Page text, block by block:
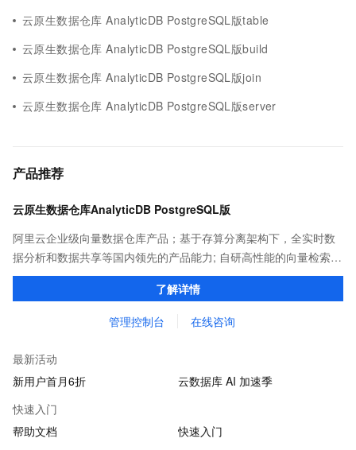
云原生数据仓库 AnalyticDB PostgreSQL版table
云原生数据仓库 AnalyticDB PostgreSQL版build
云原生数据仓库 AnalyticDB PostgreSQL版join
云原生数据仓库 AnalyticDB PostgreSQL版server
产品推荐
云原生数据仓库AnalyticDB PostgreSQL版
阿里云企业级向量数据仓库产品；基于存算分离架构下，全实时数
据分析和数据共享等国内领先的产品能力; 自研高性能的向量检索引
擎，助力企业打造丰富 AIGC 应用场景。
了解详情
管理控制台 在线咨询
最新活动
新用户首月6折
云数据库 AI 加速季
快速入门
帮助文档
快速入门